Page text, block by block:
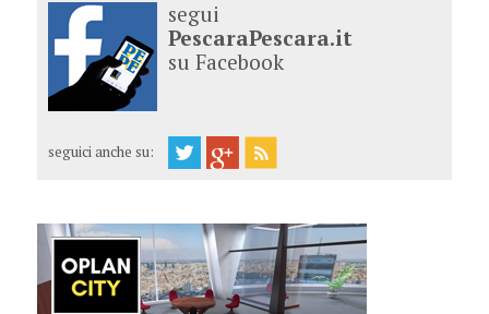
segui
PescaraPescara.it
su Facebook
seguici anche su: